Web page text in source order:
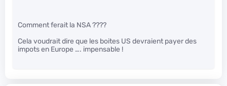
Comment ferait la NSA ????
Cela voudrait dire que les boites US devraient payer des
impots en Europe …. impensable !